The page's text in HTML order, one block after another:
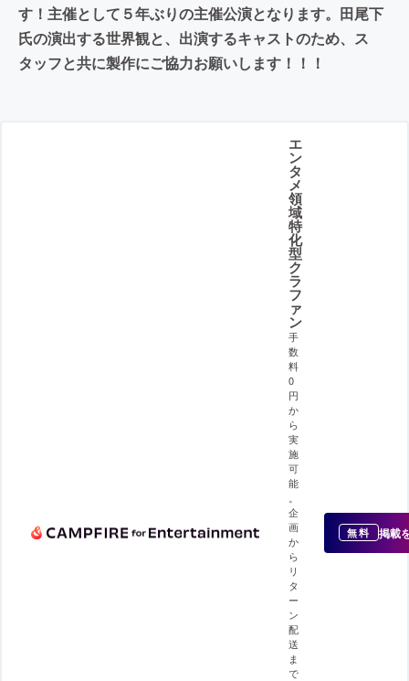
す！主催として５年ぶりの主催公演となります。田尾下
氏の演出する世界観と、出演するキャストのため、ス
タッフと共に製作にご協力お願いします！！！
エ
ン
タ
メ
領
域
特
化
型
ク
ラ
フ
ァ
ン
手
数
料
0
円
か
ら
実
施
可
能
企
画
か
ら
リ
タ
ー
ン
配
送
ま
で
無料 掲載